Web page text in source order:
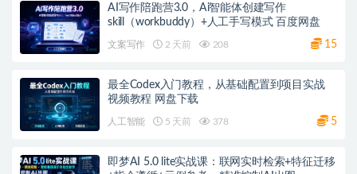
AI写作陪跑营3.0，Ai智能体创建写作
skill（workbuddy）+人工手写模式 百度网盘
文案写作 2 天前 208 15
最全Codex入门教程，从基础配置到项目实战
视频教程 网盘下载
人工智能 5 天前 378 5
即梦AI 5.0 lite实战课：联网实时检索+特征迁移